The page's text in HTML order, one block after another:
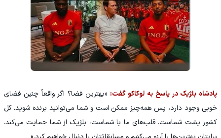
پادشاه بلژیک در پاسخ به لوکاکو گفت: «بهترین فضا؟ اگر واقعاً چنین فضای
خوبی وجود دارد، پس همه‌چیز ممکن است و شما می‌توانید برنده شوید. کل
کشور پشت شماست. قلب‌های ما با شماست، بلژیک از شما حمایت می‌کند.